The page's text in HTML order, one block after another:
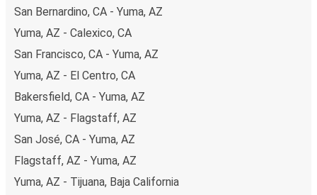
San Bernardino, CA - Yuma, AZ
Yuma, AZ - Calexico, CA
San Francisco, CA - Yuma, AZ
Yuma, AZ - El Centro, CA
Bakersfield, CA - Yuma, AZ
Yuma, AZ - Flagstaff, AZ
San José, CA - Yuma, AZ
Flagstaff, AZ - Yuma, AZ
Yuma, AZ - Tijuana, Baja California